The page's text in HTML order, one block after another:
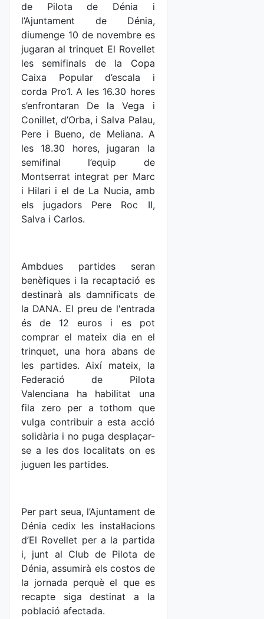
de Pilota de Dénia i
l’Ajuntament de Dénia,
diumenge 10 de novembre es
jugaran al trinquet El Rovellet
les semifinals de la Copa
Caixa Popular d’escala i
corda Pro1. A les 16.30 hores
s’enfrontaran De la Vega i
Conillet, d’Orba, i Salva Palau,
Pere i Bueno, de Meliana. A
les 18.30 hores, jugaran la
semifinal l’equip de
Montserrat integrat per Marc
i Hilari i el de La Nucia, amb
els jugadors Pere Roc II,
Salva i Carlos.
Ambdues partides seran
benèfiques i la recaptació es
destinarà als damnificats de
la DANA. El preu de l'entrada
és de 12 euros i es pot
comprar el mateix dia en el
trinquet, una hora abans de
les partides. Així mateix, la
Federació de Pilota
Valenciana ha habilitat una
fila zero per a tothom que
vulga contribuir a esta acció
solidària i no puga desplaçar-
se a les dos localitats on es
juguen les partides.
Per part seua, l’Ajuntament de
Dénia cedix les instal·lacions
d’El Rovellet per a la partida
i, junt al Club de Pilota de
Dénia, assumirà els costos de
la jornada perquè el que es
recapte siga destinat a la
població afectada.